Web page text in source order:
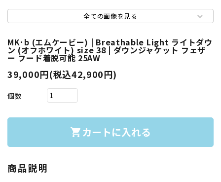
全ての画像を見る
MK･b (エムケービー) | Breathable Light ライトダウ
ン (オフホワイト) size 38 | ダウンジャケット フェザ
ー フード着脱可能 25AW
39,000円(税込42,900円)
個数
shopping_cart カートに入れる
商品説明